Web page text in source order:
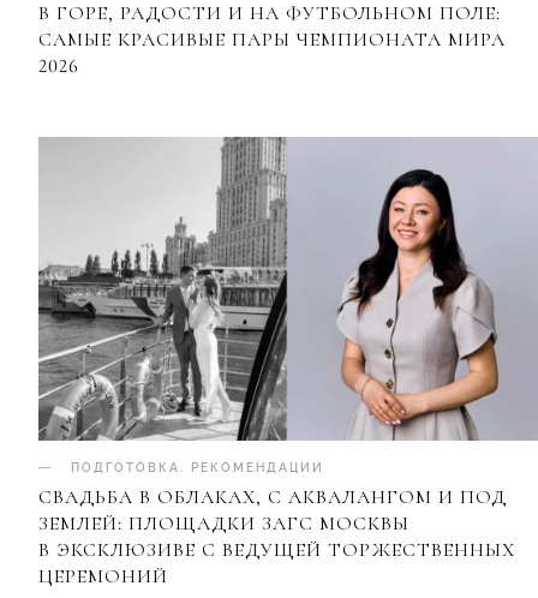
В ГОРЕ, РАДОСТИ И НА ФУТБОЛЬНОМ ПОЛЕ:
САМЫЕ КРАСИВЫЕ ПАРЫ ЧЕМПИОНАТА МИРА
2026
ПОДГОТОВКА РЕКОМЕНДАЦИИ
СВАДЬБА В ОБЛАКАХ, С АКВАЛАНГОМ И ПОД
ЗЕМЛЕЙ: ПЛОЩАДКИ ЗАГС МОСКВЫ
В ЭКСКЛЮЗИВЕ С ВЕДУЩЕЙ ТОРЖЕСТВЕННЫХ
ЦЕРЕМОНИЙ